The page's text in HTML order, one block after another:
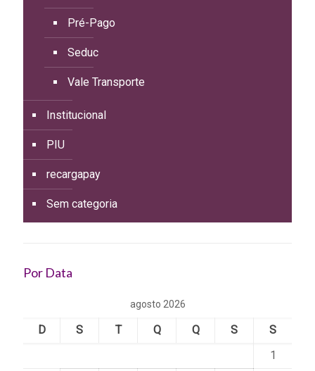
Pré-Pago
Seduc
Vale Transporte
Institucional
PIU
recargapay
Sem categoria
Por Data
agosto 2026
D S T Q Q S
S
1